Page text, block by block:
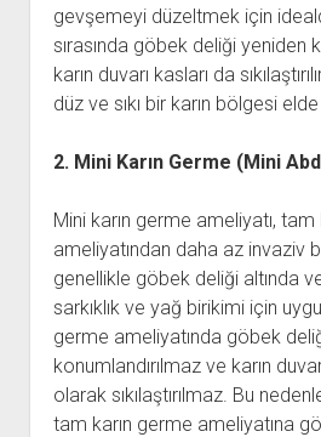
gevşemeyi düzeltmek için
sırasında göbek deliği yeniden
karın duvarı kasları da
düz ve sıkı bir karın bölgesi
2. Mini Karın Germe (Mini
Mini karın germe ameliyatı, tam
ameliyatından daha az invaziv
genellikle göbek deliği altında
sarkıklık ve yağ birikimi için
germe ameliyatında göbek
konumlandırılmaz ve karın
olarak sıkılaştırılmaz. Bu
tam karın germe ameliyatına